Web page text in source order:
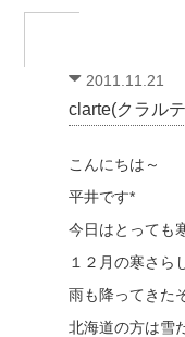
2011.11.21
clarte(クラル
こんにちは～
平井です*
今日はとっても
１２月の寒さら
雨も降ってきた
北海道の方は雪